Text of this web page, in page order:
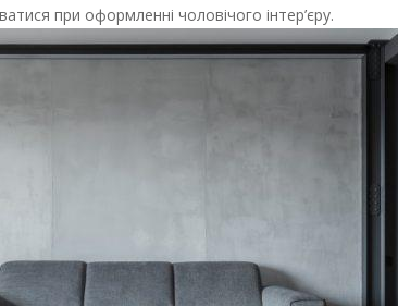
при оформленні чоловічого інтер’єру.